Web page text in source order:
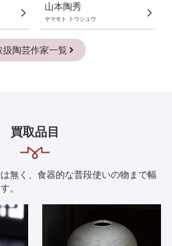
山本陶秀
ヤマモト トウシュウ
扱陶芸作家一覧
買取品目
無く、食器的な普段使いの物まで幅
。